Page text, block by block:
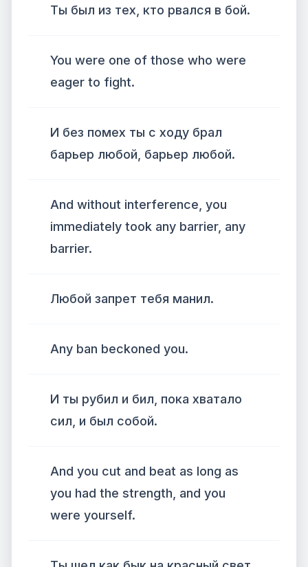
Ты был из тех, кто рвался в бой.
You were one of those who were
eager to fight.
И без помех ты с ходу брал
барьер любой, барьер любой.
And without interference, you
immediately took any barrier, any
barrier.
Любой запрет тебя манил.
Any ban beckoned you.
И ты рубил и бил, пока хватало
сил, и был собой.
And you cut and beat as long as
you had the strength, and you
were yourself.